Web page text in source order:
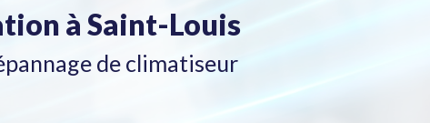
à Saint-Louis
de climatiseur